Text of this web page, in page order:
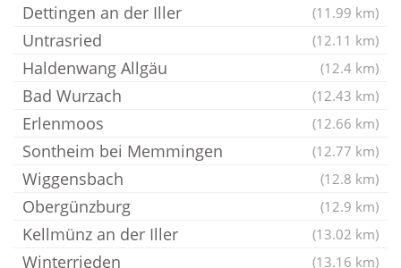
Dettingen an der Iller (11.99 km)
Untrasried (12.11 km)
Haldenwang Allgäu (12.4 km)
Bad Wurzach (12.43 km)
Erlenmoos (12.66 km)
Sontheim bei Memmingen (12.77 km)
Wiggensbach (12.8 km)
Obergünzburg (12.9 km)
Kellmünz an der Iller (13.02 km)
Winterrieden (13.16 km)